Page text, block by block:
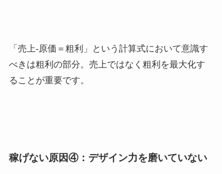
「売上-原価＝粗利」という計算式において意識す
べきは粗利の部分。売上ではなく粗利を最大化す
ることが重要です。
稼げない原因④：デザイン力を磨いていない